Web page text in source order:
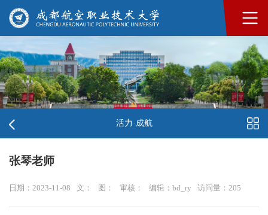
活力·成航
张琴老师
日期：2023-11-08 文： 图： 审核： 编辑：bd_ry 访问量： 205